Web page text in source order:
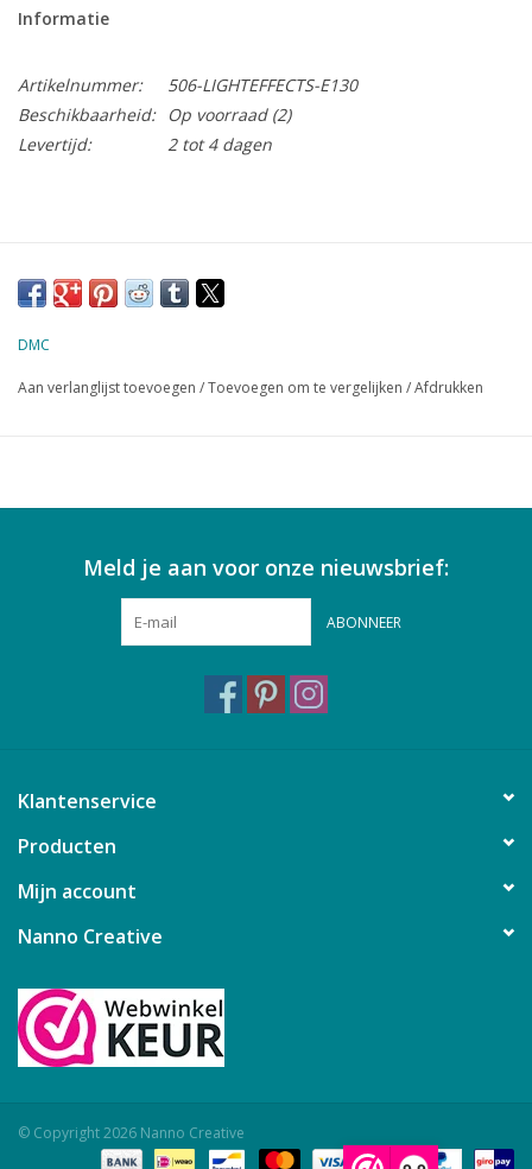
Informatie
Artikelnummer:
506-LIGHTEFFECTS-E130
Beschikbaarheid:
Op voorraad(2)
Levertijd:
2 tot 4 dagen
DMC
Aan verlanglijst toevoegen /Toevoegen om te vergelijken /Afdrukken
Meld je aan voor onze nieuwsbrief:
ABONNEER
Klantenservice
Producten
Mijn account
Nanno Creative
© Copyright 2026 Nanno Creative